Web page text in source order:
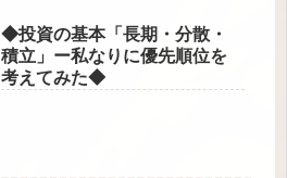
◆投資の基本「長期・分散・
積立」ー私なりに優先順位を
考えてみた◆